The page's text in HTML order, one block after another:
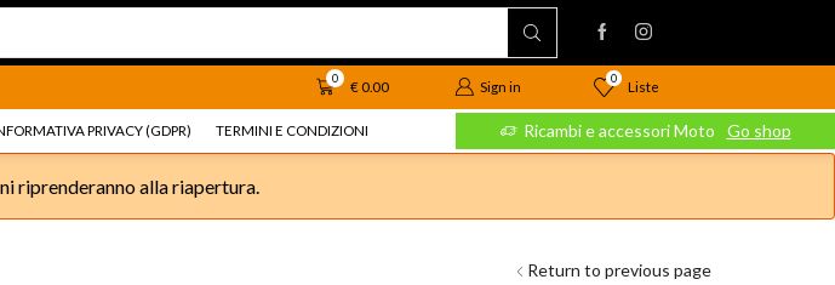
0
€0.00 Sign in
0
Liste
PRIVACY (GDPR) TERMINI E CONDIZIONI
Ricambi e accessori Moto Go shop Ricambi e accessori Moto Go shop
riprenderanno alla riapertura.
Return to previous page